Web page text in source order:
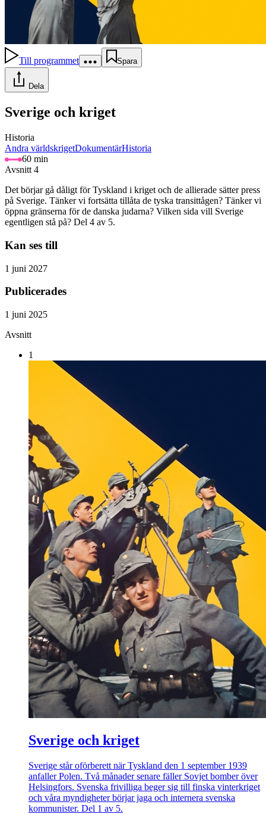
Till programmet Spara
Dela
Sverige och kriget
Historia
Andra världskrigetDokumentärHistoria
60 min
Avsnitt 4
Det börjar gå dåligt för Tyskland i kriget och de allierade sätter press
på Sverige. Tänker vi fortsätta tillåta de tyska transittågen? Tänker vi
öppna gränserna för de danska judarna? Vilken sida vill Sverige
egentligen stå på? Del 4 av 5.
Kan ses till
1 juni 2027
Publicerades
1 juni 2025
Avsnitt
1
Sverige och kriget
Sverige står oförberett när Tyskland den 1 september 1939
anfaller Polen. Två månader senare fäller Sovjet bomber över
Helsingfors. Svenska frivilliga beger sig till finska vinterkriget
och våra myndigheter börjar jaga och internera svenska
kommunister. Del 1 av 5.